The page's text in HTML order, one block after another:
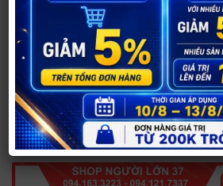
5. Cốc tình tự xử Qing –
CỐC TỰ XỬ là sản phẩm của
nam giới tự xử với cảm giác y như
đồng/cái. Là món quà đặc biệt cho
đang trong thời kỳ thai nghén,sau
kiêng cữ.